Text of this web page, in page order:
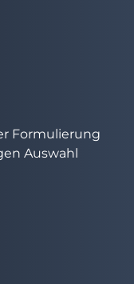
Formulierung
Auswahl